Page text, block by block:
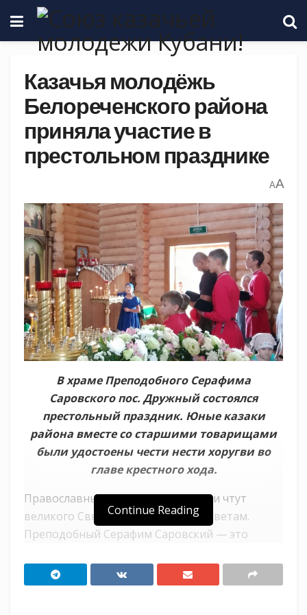
Казачья молодёжь
Белореченского района
приняла участие в
престольном празднике
AA
В храме Преподобного Серафима
Саровского пос. Дружный состоялся
престольный праздник. Юные казаки
района вместе со старшими товарищами
были удостоены чести нести хоругви во
главе крестного хода.
Православные всего мира помнят и чтут
великого Святого и следуют его заветам.
Преподобный Серафим Саровский — это
Божественную литургию отслужили
Continue Reading